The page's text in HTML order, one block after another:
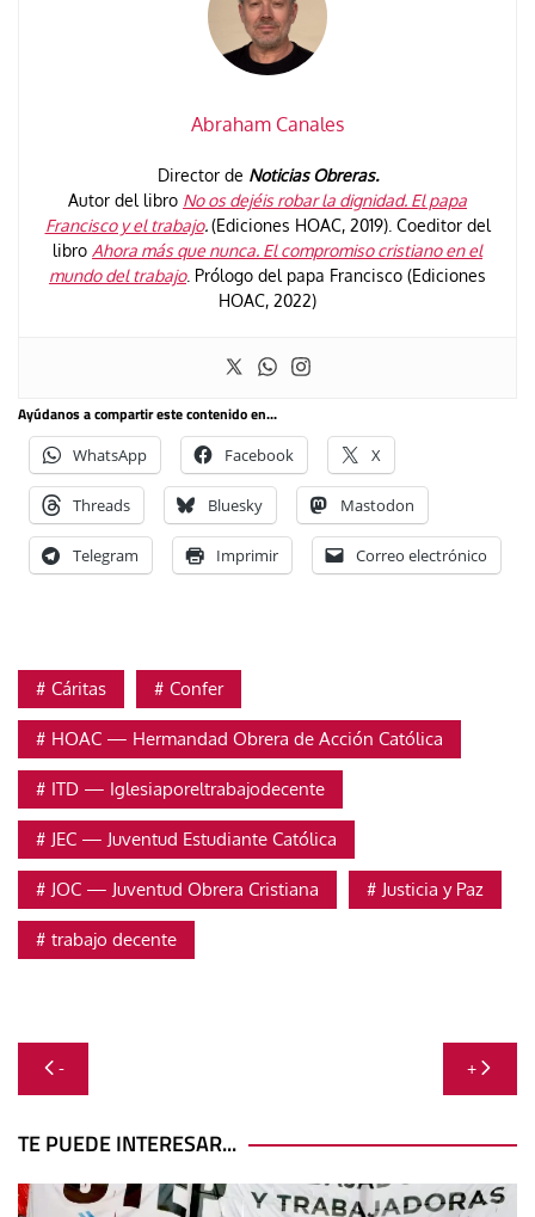
Abraham Canales
Director de Noticias Obreras.
Autor del libro No os dejéis robar la dignidad. El papa
Francisco y el trabajo.(Ediciones HOAC, 2019). Coeditor del
libro Ahora más que nunca. El compromiso cristiano en el
mundo del trabajo. Prólogo del papa Francisco (Ediciones
HOAC, 2022)
Ayúdanos a compartir este contenido en...
WhatsApp Facebook X
Threads Bluesky Mastodon
Telegram Imprimir Correo electrónico
Cáritas Confer
HOAC — Hermandad Obrera de Acción Católica
ITD — Iglesiaporeltrabajodecente
JEC — Juventud Estudiante Católica
JOC — Juventud Obrera Cristiana Justicia y Paz
trabajo decente
Navegación
de
entradas
- +
TE PUEDE INTERESAR...